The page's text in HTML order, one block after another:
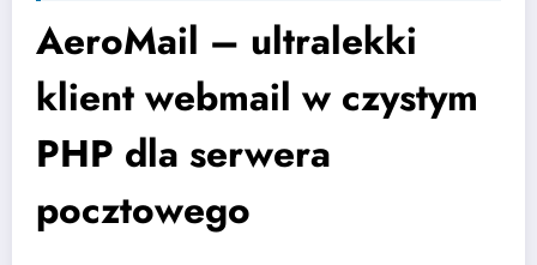
AeroMail – ultralekki
klient webmail w czystym
PHP dla serwera
pocztowego